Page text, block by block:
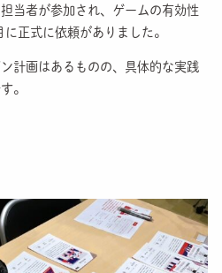
当者が参加され、ゲームの有効性
正式に依頼がありました。
計画はあるものの、具体的な実践
。